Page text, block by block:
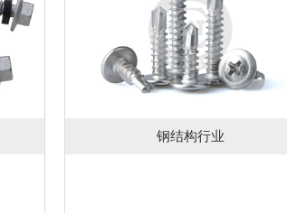
钢结构行业